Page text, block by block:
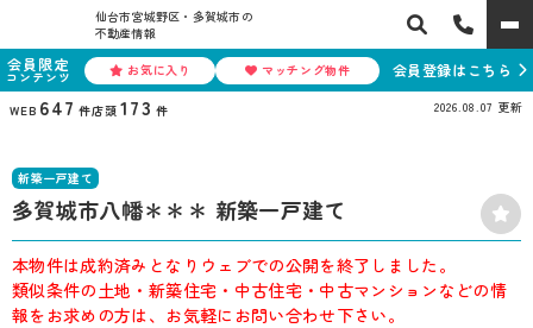
仙台市宮城野区・多賀城市の
不動産情報
会員限定
コンテンツ お気に入り マッチング物件 会員登録はこちら
WEB 647 件店頭 173 件 2026.08.07 更新
新築一戸建て
多賀城市八幡＊＊＊ 新築一戸建て
本物件は成約済みとなりウェブでの公開を終了しました。
類似条件の土地・新築住宅・中古住宅・中古マンションなどの情
報をお求めの方は、お気軽にお問い合わせ下さい。